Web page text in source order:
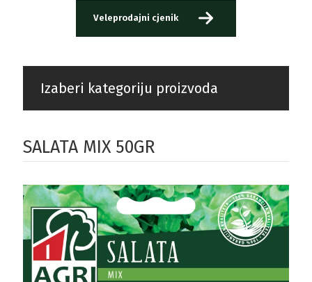
Veleprodajni cjenik
Izaberi kategoriju proizvoda
SALATA MIX 50GR